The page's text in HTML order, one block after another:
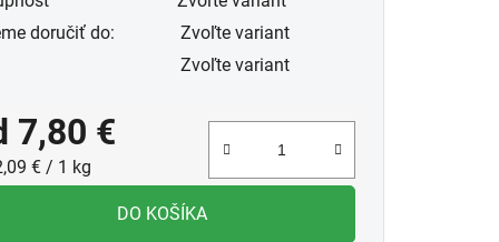
doručiť do:
Zvoľte variant
Zvoľte variant
7,80 €
cena:
€ / 1 kg
DO KOŠÍKA